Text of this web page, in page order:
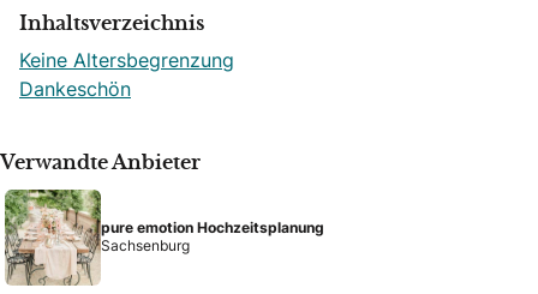
Inhaltsverzeichnis
Keine Altersbegrenzung
Dankeschön
Verwandte Anbieter
pure emotion Hochzeitsplanung
Sachsenburg